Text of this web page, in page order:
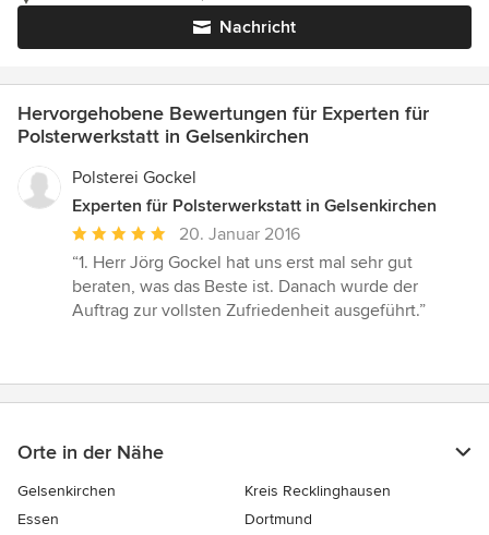
Nachricht
Hervorgehobene Bewertungen für Experten für
Polsterwerkstatt in Gelsenkirchen
Polsterei Gockel
Experten für Polsterwerkstatt in Gelsenkirchen
Durchschnittliche
Bewertung:
5
von
20. Januar 2016
“1. Herr Jörg Gockel hat uns erst mal sehr gut
beraten, was das Beste ist. Danach wurde der
Auftrag zur vollsten Zufriedenheit ausgeführt.”
Orte in der Nähe
Gelsenkirchen
Kreis Recklinghausen
Essen
Dortmund